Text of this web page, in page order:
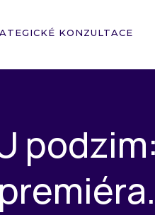
KONZULTACE
podzim:
premiéra.